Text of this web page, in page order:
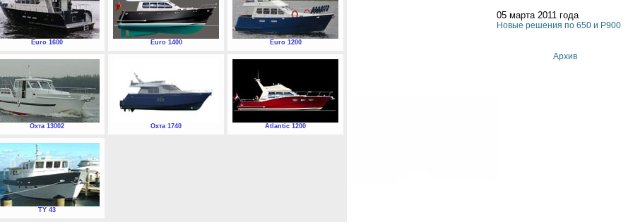
05 марта 2011 года
Новые решения по 650 и P900
Архив
Euro 1600 Euro 1400 Euro 1200
Охта 13002 Охта 1740 Atlantic 1200
TY 43